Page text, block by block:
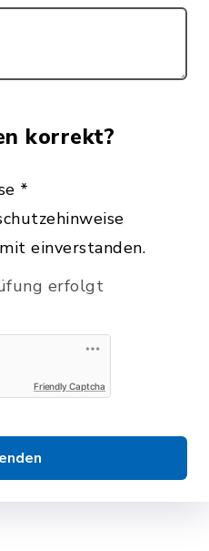
korrekt?
*
einverstanden.
erfolgt
Friendly Captcha